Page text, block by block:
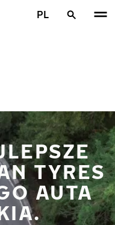
PL
TYRES
AUTA